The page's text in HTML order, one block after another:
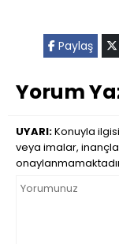
Paylaş
Yorum
UYARI:Konuyla
veya imalar,